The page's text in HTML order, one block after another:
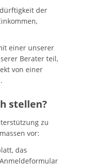
der
einer unserer
Berater teil,
von einer
stellen?
zu
vor:
das